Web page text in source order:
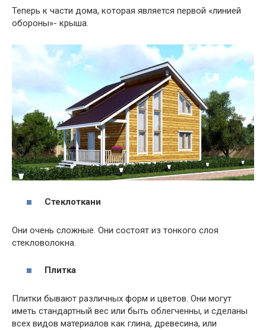
Теперь к части дома, которая является первой «линией
обороны»- крыша.
Стеклоткани
Они очень сложные. Они состоят из тонкого слоя
стекловолокна.
Плитка
Плитки бывают различных форм и цветов. Они могут
иметь стандартный вес или быть облегченны, и сделаны
всех видов материалов как глина, древесина, или